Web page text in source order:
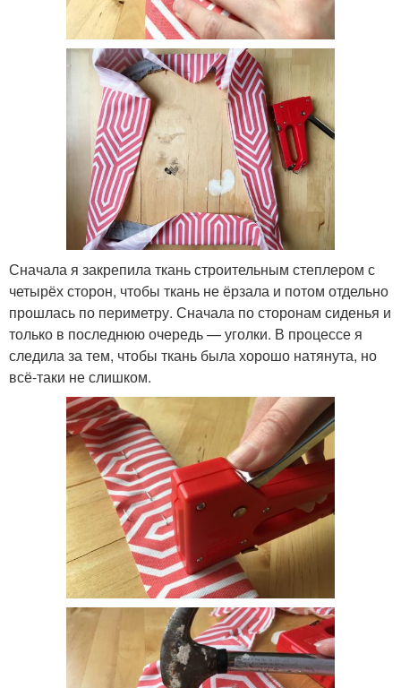
Сначала я закрепила ткань строительным степлером с
четырёх сторон, чтобы ткань не ёрзала и потом отдельно
прошлась по периметру. Сначала по сторонам сиденья и
только в последнюю очередь — уголки. В процессе я
следила за тем, чтобы ткань была хорошо натянута, но
всё-таки не слишком.